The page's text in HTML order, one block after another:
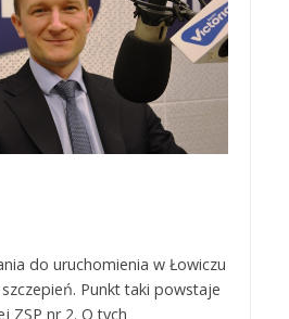
do uruchomienia w Łowiczu
Punkt taki powstaje
ZSP nr 2. O tych